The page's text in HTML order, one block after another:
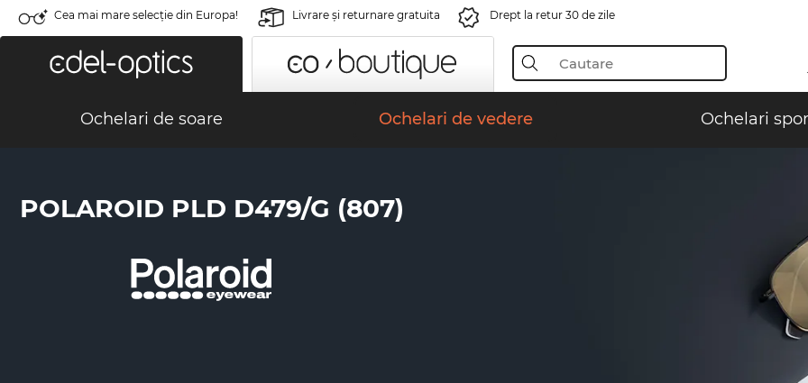
Cea mai mare selecție din Europa! Livrare şi returnare gratuita Drept la retur 30 de zile
Ochelari de soare Ochelari de vedere Ochelari
POLAROID PLD D479/G (807)